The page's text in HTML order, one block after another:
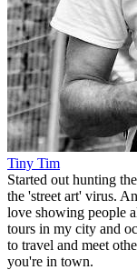
Tiny Tim
Started out hunting
the 'street art' virus.
love showing people
tours in my city and
to travel and meet
you're in town.